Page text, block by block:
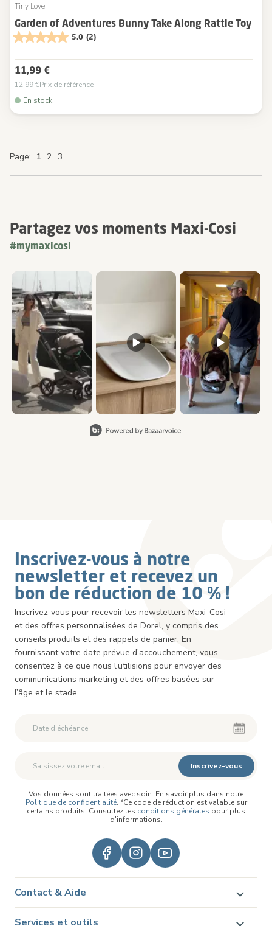
Tiny Love
Garden of Adventures Bunny Take Along Rattle Toy
5.0 (2)
11,99 €
12,99 €Prix de référence
En stock
Page You're currently reading page
1 Page
2 Page
3
Partagez vos moments Maxi-Cosi
#mymaxicosi
Media Carousel
Carousel with product photos. Use the previous and next
Inscrivez-vous à notre
newsletter et recevez un
bon de réduction de 10 % !
Inscrivez-vous pour recevoir les newsletters Maxi-Cosi
et des offres personnalisées de Dorel, y compris des
conseils produits et des rappels de panier. En
fournissant votre date prévue d’accouchement, vous
consentez à ce que nous l’utilisions pour envoyer des
communications marketing et des offres basées sur
l’âge et le stade.
Inscrivez-vous
Vos données sont traitées avec soin. En savoir plus dans notre
Politique de confidentialité. *Ce code de réduction est valable sur
certains produits. Consultez les conditions générales pour plus
d'informations.
Contact & Aide
Services et outils